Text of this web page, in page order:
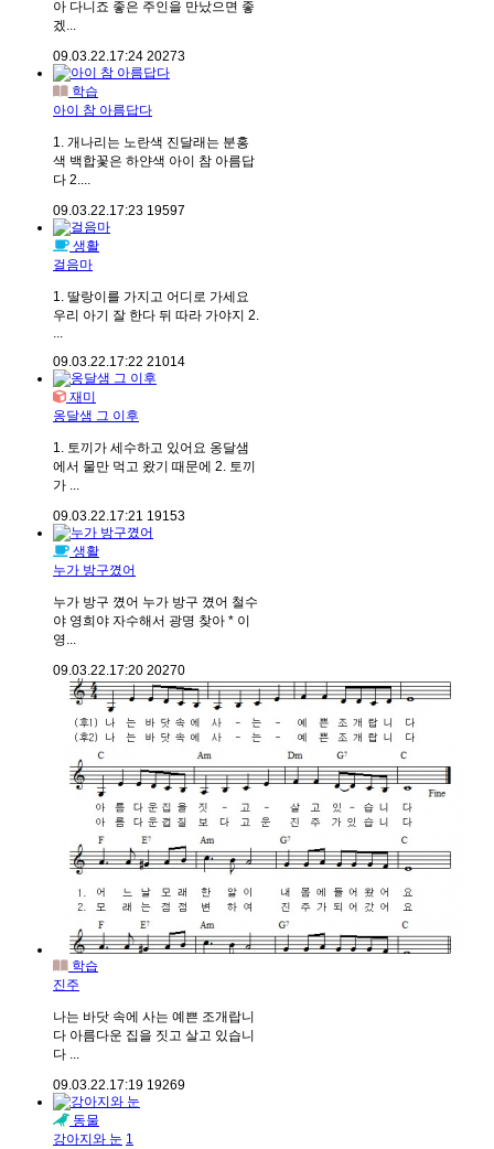
아 다니죠 좋은 주인을 만났으면 좋
겠...
09.03.22.17:24 20273
학습
아이 참 아름답다
1. 개나리는 노란색 진달래는 분홍
색 백합꽃은 하얀색 아이 참 아름답
다 2....
09.03.22.17:23 19597
생활
걸음마
1. 딸랑이를 가지고 어디로 가세요
우리 아기 잘 한다 뒤 따라 가야지 2.
...
09.03.22.17:22 21014
재미
옹달샘 그 이후
1. 토끼가 세수하고 있어요 옹달샘
에서 물만 먹고 왔기 때문에 2. 토끼
가 ...
09.03.22.17:21 19153
생활
누가 방구꼈어
누가 방구 꼈어 누가 방구 꼈어 철수
야 영희야 자수해서 광명 찾아 * 이
영...
09.03.22.17:20 20270
학습
진주
나는 바닷 속에 사는 예쁜 조개랍니
다 아름다운 집을 짓고 살고 있습니
다 ...
09.03.22.17:19 19269
동물
강아지와 눈 1